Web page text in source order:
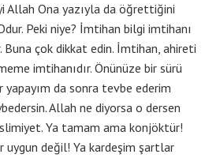
Allah Ona yazıyla da öğrettiğini
Peki niye? İmtihan bilgi imtihanı
çok dikkat edin. İmtihan, ahireti
imtihanıdır. Önünüze bir sürü
yapayım da sonra tevbe ederim
Allah ne diyorsa o dersen
Ya tamam ama konjöktür!
uygun değil! Ya kardeşim şartlar